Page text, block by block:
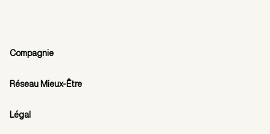
Compagnie
Réseau Mieux-Être
Légal